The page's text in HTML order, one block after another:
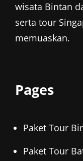
wisata Bintan
serta tour
memuaskan.
Pages
Paket Tour
Paket Tour